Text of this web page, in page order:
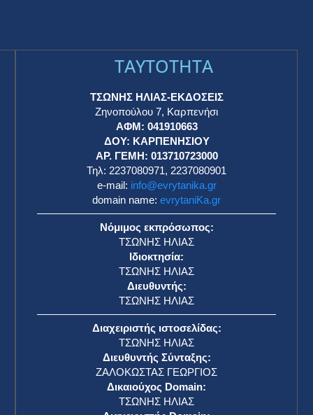
Σοβαρός τραυματισμός ανηλίκου από κροτίδα
στο Μενίδι – Μεταφέρθηκε στο Νοσοκομείο
13 Απριλίου 2026
Φιλικά Τρίπολης: Παρέδωσαν τον Ιούδα τον
Ισκαριώτη στην πυρά ​
13 Απριλίου 2026
Η φον ντερ Λάιεν συνεχάρη τον Μάγιαρ και
συμφώνησαν «στενή συνεργασία». ​
13 Απριλίου 2026
Αϊτή: Ο αριθμός των νεκρών από το
ποδοπάτημα στην Ακρόπολη Λαφεριέρ
αναθεωρήθηκε προς τα κάτω ​
13 Απριλίου 2026
CENTCOM: O αποκλεισμός όλων των πλοίων
προς και από το Ιράν αρχίζει τη Δευτέρα ​
13 Απριλίου 2026